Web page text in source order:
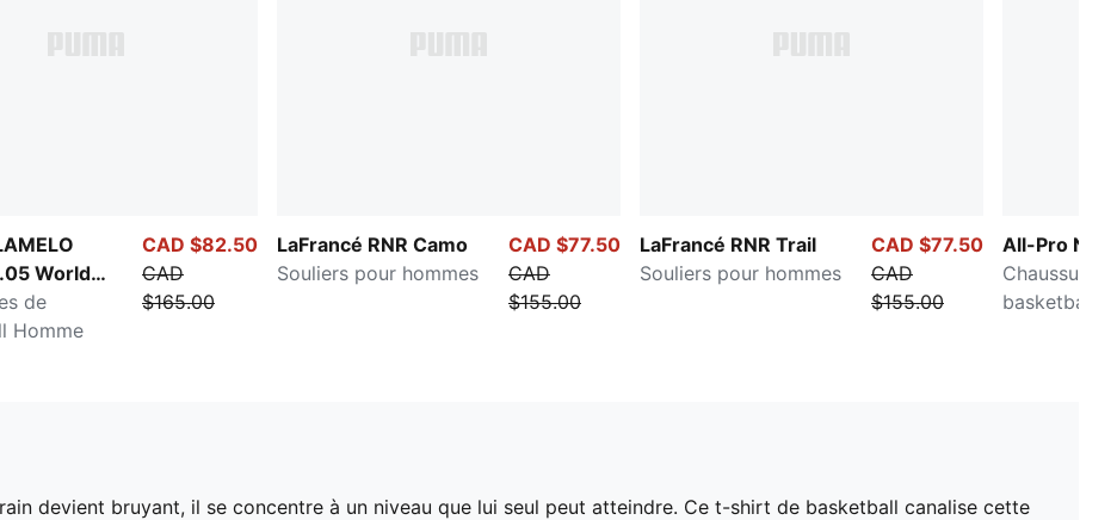
World
de
Homme
CAD $82.50
CAD
$165.00
LaFrancé RNR Camo
Souliers pour hommes
CAD $77.50
CAD
$155.00
LaFrancé RNR Trail
Souliers pour hommes
CAD $77.50
CAD
$155.00
All-Pro
Chaussures
basketball
devient bruyant, il se concentre à un niveau que lui seul peut atteindre. Ce t-shirt de basketball canalise cette